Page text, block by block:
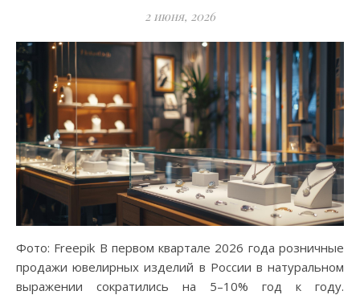
2 июня, 2026
Фото: Freepik В первом квартале 2026 года розничные
продажи ювелирных изделий в России в натуральном
выражении сократились на 5–10% год к году.